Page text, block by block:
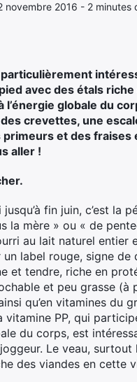
novembre 2016 - 2 minutes
avec des étals
l’énergie globale du
crevettes, une
primeurs et des fraises
aller !
fin juin, c’est la
la mère » ou « de
au lait naturel entier
label rouge, signe de
et tendre, riche en
et peu grasse (à
qu’en vitamines du
vitamine PP, qui
du corps, est
Le veau, surtout
des viandes en cette